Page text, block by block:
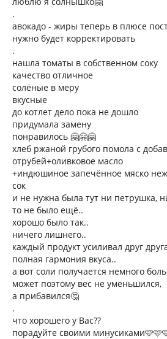
.
авокадо - жиры теперь в плюсе
нужно будет корректировать
.
нашла томаты в собственном соку
качество отличное
солёные в меру
вкусные
до котлет дело пока не дошло
придумала замену
понравилось 🤗🤗🤗
хлеб ржаной грубого помола с
отрубей+оливковое масло
+индюшиное запечённое мяско
сок
и не нужна была тут ни петрушка,
то не было ещё..
хорошо было так..
ничего лишнего..
каждый продукт усиливал друг
полная гармония вкуса..
а вот соли получается немного
может поэтому вес не уменьшился,
а прибавился🤔
.
что хорошего у Вас??
порадуйте своими